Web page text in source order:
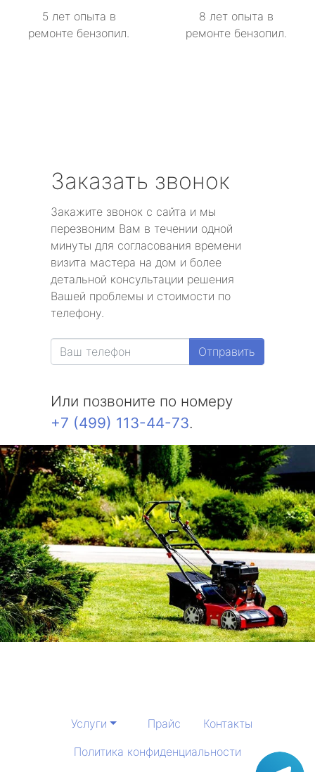
5 лет опыта в
ремонте бензопил.
8 лет опыта в
ремонте бензопил.
Заказать звонок
Закажите звонок с сайта и мы
перезвоним Вам в течении одной
минуты для согласования времени
визита мастера на дом и более
детальной консультации решения
Вашей проблемы и стоимости по
телефону.
Отправить
Или позвоните по номеру
+7 (499) 113-44-73.
Услуги Прайс
Контакты
Политика конфиденциальности